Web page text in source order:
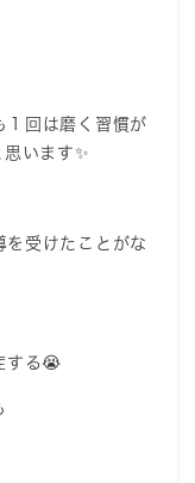
１回は磨く習慣が
います✨
を受けたことがな
する😭